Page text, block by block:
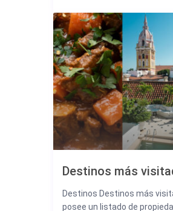
Destinos más
Destinos Destinos más
posee un listado de